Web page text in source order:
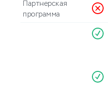
Партнерская
программа